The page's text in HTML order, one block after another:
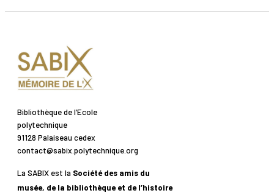
Bibliothèque de l’Ecole
polytechnique
91128 Palaiseau cedex
contact@sabix.polytechnique.org
La SABIX est la Société des amis du
musée, de la bibliothèque et de l’histoire